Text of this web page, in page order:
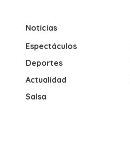
Noticias
Espectáculos
Deportes
Actualidad
Salsa